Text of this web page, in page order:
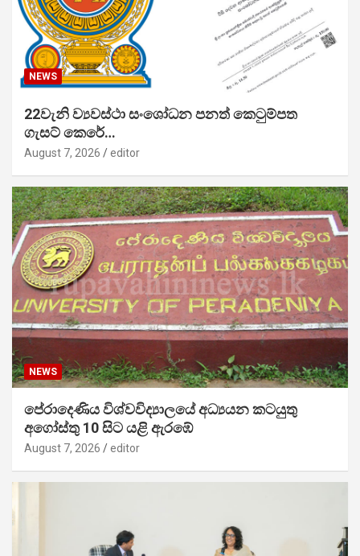
NEWS
22වැනි ව්‍යවස්ථා සංශෝධන පනත් කෙටුම්පත
ගැසට් කෙරේ…
August 7, 2026 editor
NEWS
පේරාදෙණිය විශ්වවිද්‍යාලයේ අධ්‍යයන කටයුතු
අගෝස්තු 10 සිට යළි ඇරඹේ
August 7, 2026 editor